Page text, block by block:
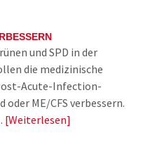
und SPD in der
die medizinische
Acute-Infection-
oder ME/CFS verbessern.
Weiterlesen